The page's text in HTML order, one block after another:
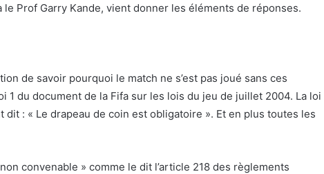
Prof Garry Kande, vient donner les éléments de réponses.
de savoir pourquoi le match ne s’est pas joué sans ces
du document de la Fifa sur les lois du jeu de juillet 2004. La loi
: « Le drapeau de coin est obligatoire ». Et en plus toutes les
convenable » comme le dit l’article 218 des règlements